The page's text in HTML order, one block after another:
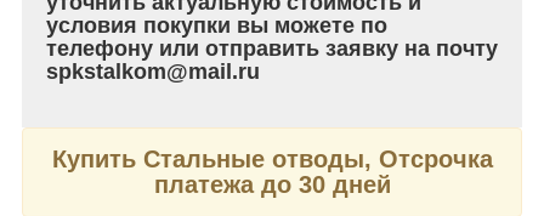
условия покупки вы можете по
телефону или отправить заявку на почту
spkstalkom@mail.ru
Купить Стальные отводы, Отсрочка
платежа до 30 дней